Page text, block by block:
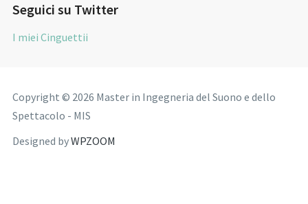
Seguici su Twitter
I miei Cinguettii
Copyright © 2026 Master in Ingegneria del Suono e dello
Spettacolo - MIS
Designed byWPZOOM